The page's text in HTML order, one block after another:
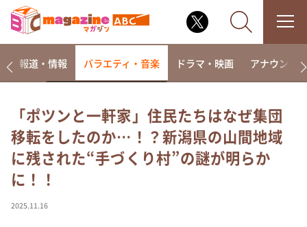
なるみ・岡村の過ぎるTV
相席食堂
これ余談なんですけど・・・
～人生密着トークバラエティ！～ やすとものいたっ
て真剣です
報道・情報 バラエティ・音楽 ドラマ・映画 アナウンサー
「ポツンと一軒家」住民たちはなぜ集団
移転をしたのか…！？新潟県の山間地域
に残された“手づくり村”の謎が明らか
に！！
2025.11.16